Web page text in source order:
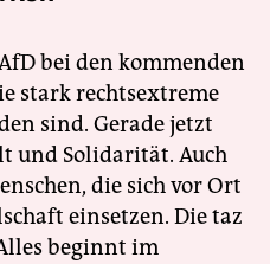
bei den kommenden
stark rechtsextreme
sind. Gerade jetzt
und Solidarität. Auch
die sich vor Ort
einsetzen. Die taz
beginnt im